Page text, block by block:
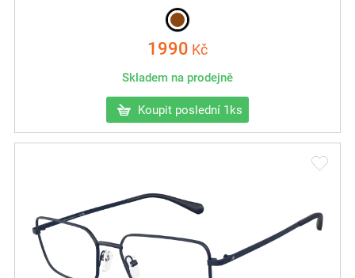
1990 Kč
Skladem na prodejně
Koupit poslední 1ks